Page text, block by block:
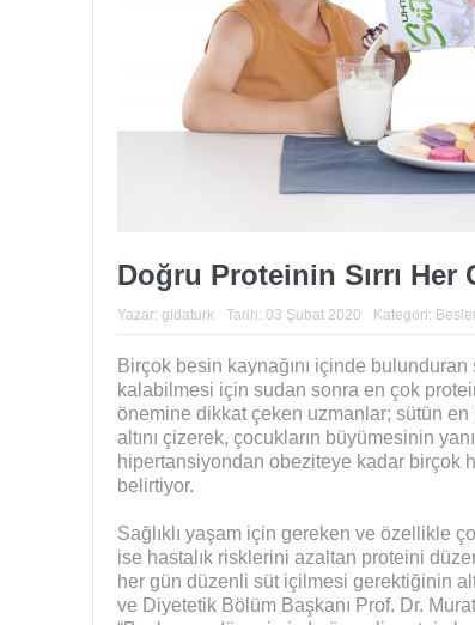
Doğru Proteinin Sırrı
Yazar: gidaturk Tarih: 03 Şubat 2020 Kategori:
Birçok besin kaynağını içinde
kalabilmesi için sudan sonra en çok
önemine dikkat çeken uzmanlar; sütün
altını çizerek, çocukların büyümesinin
hipertansiyondan obeziteye kadar birçok
belirtiyor.
Sağlıklı yaşam için gereken ve özellikle
ise hastalık risklerini azaltan proteini
her gün düzenli süt içilmesi gerektiğinin
ve Diyetetik Bölüm Başkanı Prof. Dr.